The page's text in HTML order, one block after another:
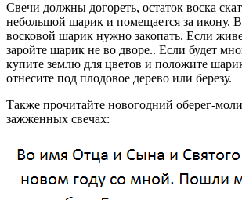
Свечи должны догореть, остаток воска
небольшой шарик и помещается за икону.
восковой шарик нужно закопать. Если
заройте шарик не во дворе.. Если будет
купите землю для цветов и положите
отнесите под плодовое дерево или березу.
Также прочитайте новогодний оберег-
зажженных свечах: